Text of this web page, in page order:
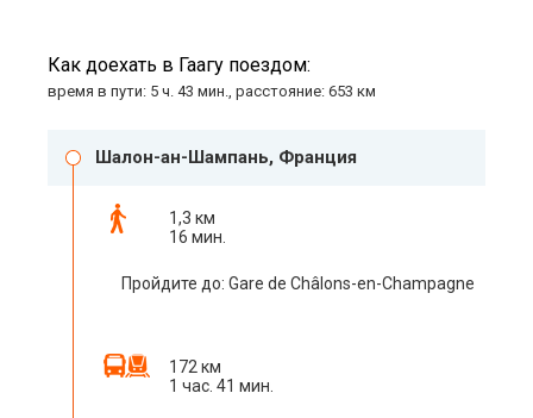
Как доехать в Гаагу поездом:
время в пути: 5 ч. 43 мин., расстояние: 653 км
Шалон-ан-Шампань, Франция
1,3 км
16 мин.
Пройдите до: Gare de Châlons-en-Champagne
172 км
1 час. 41 мин.